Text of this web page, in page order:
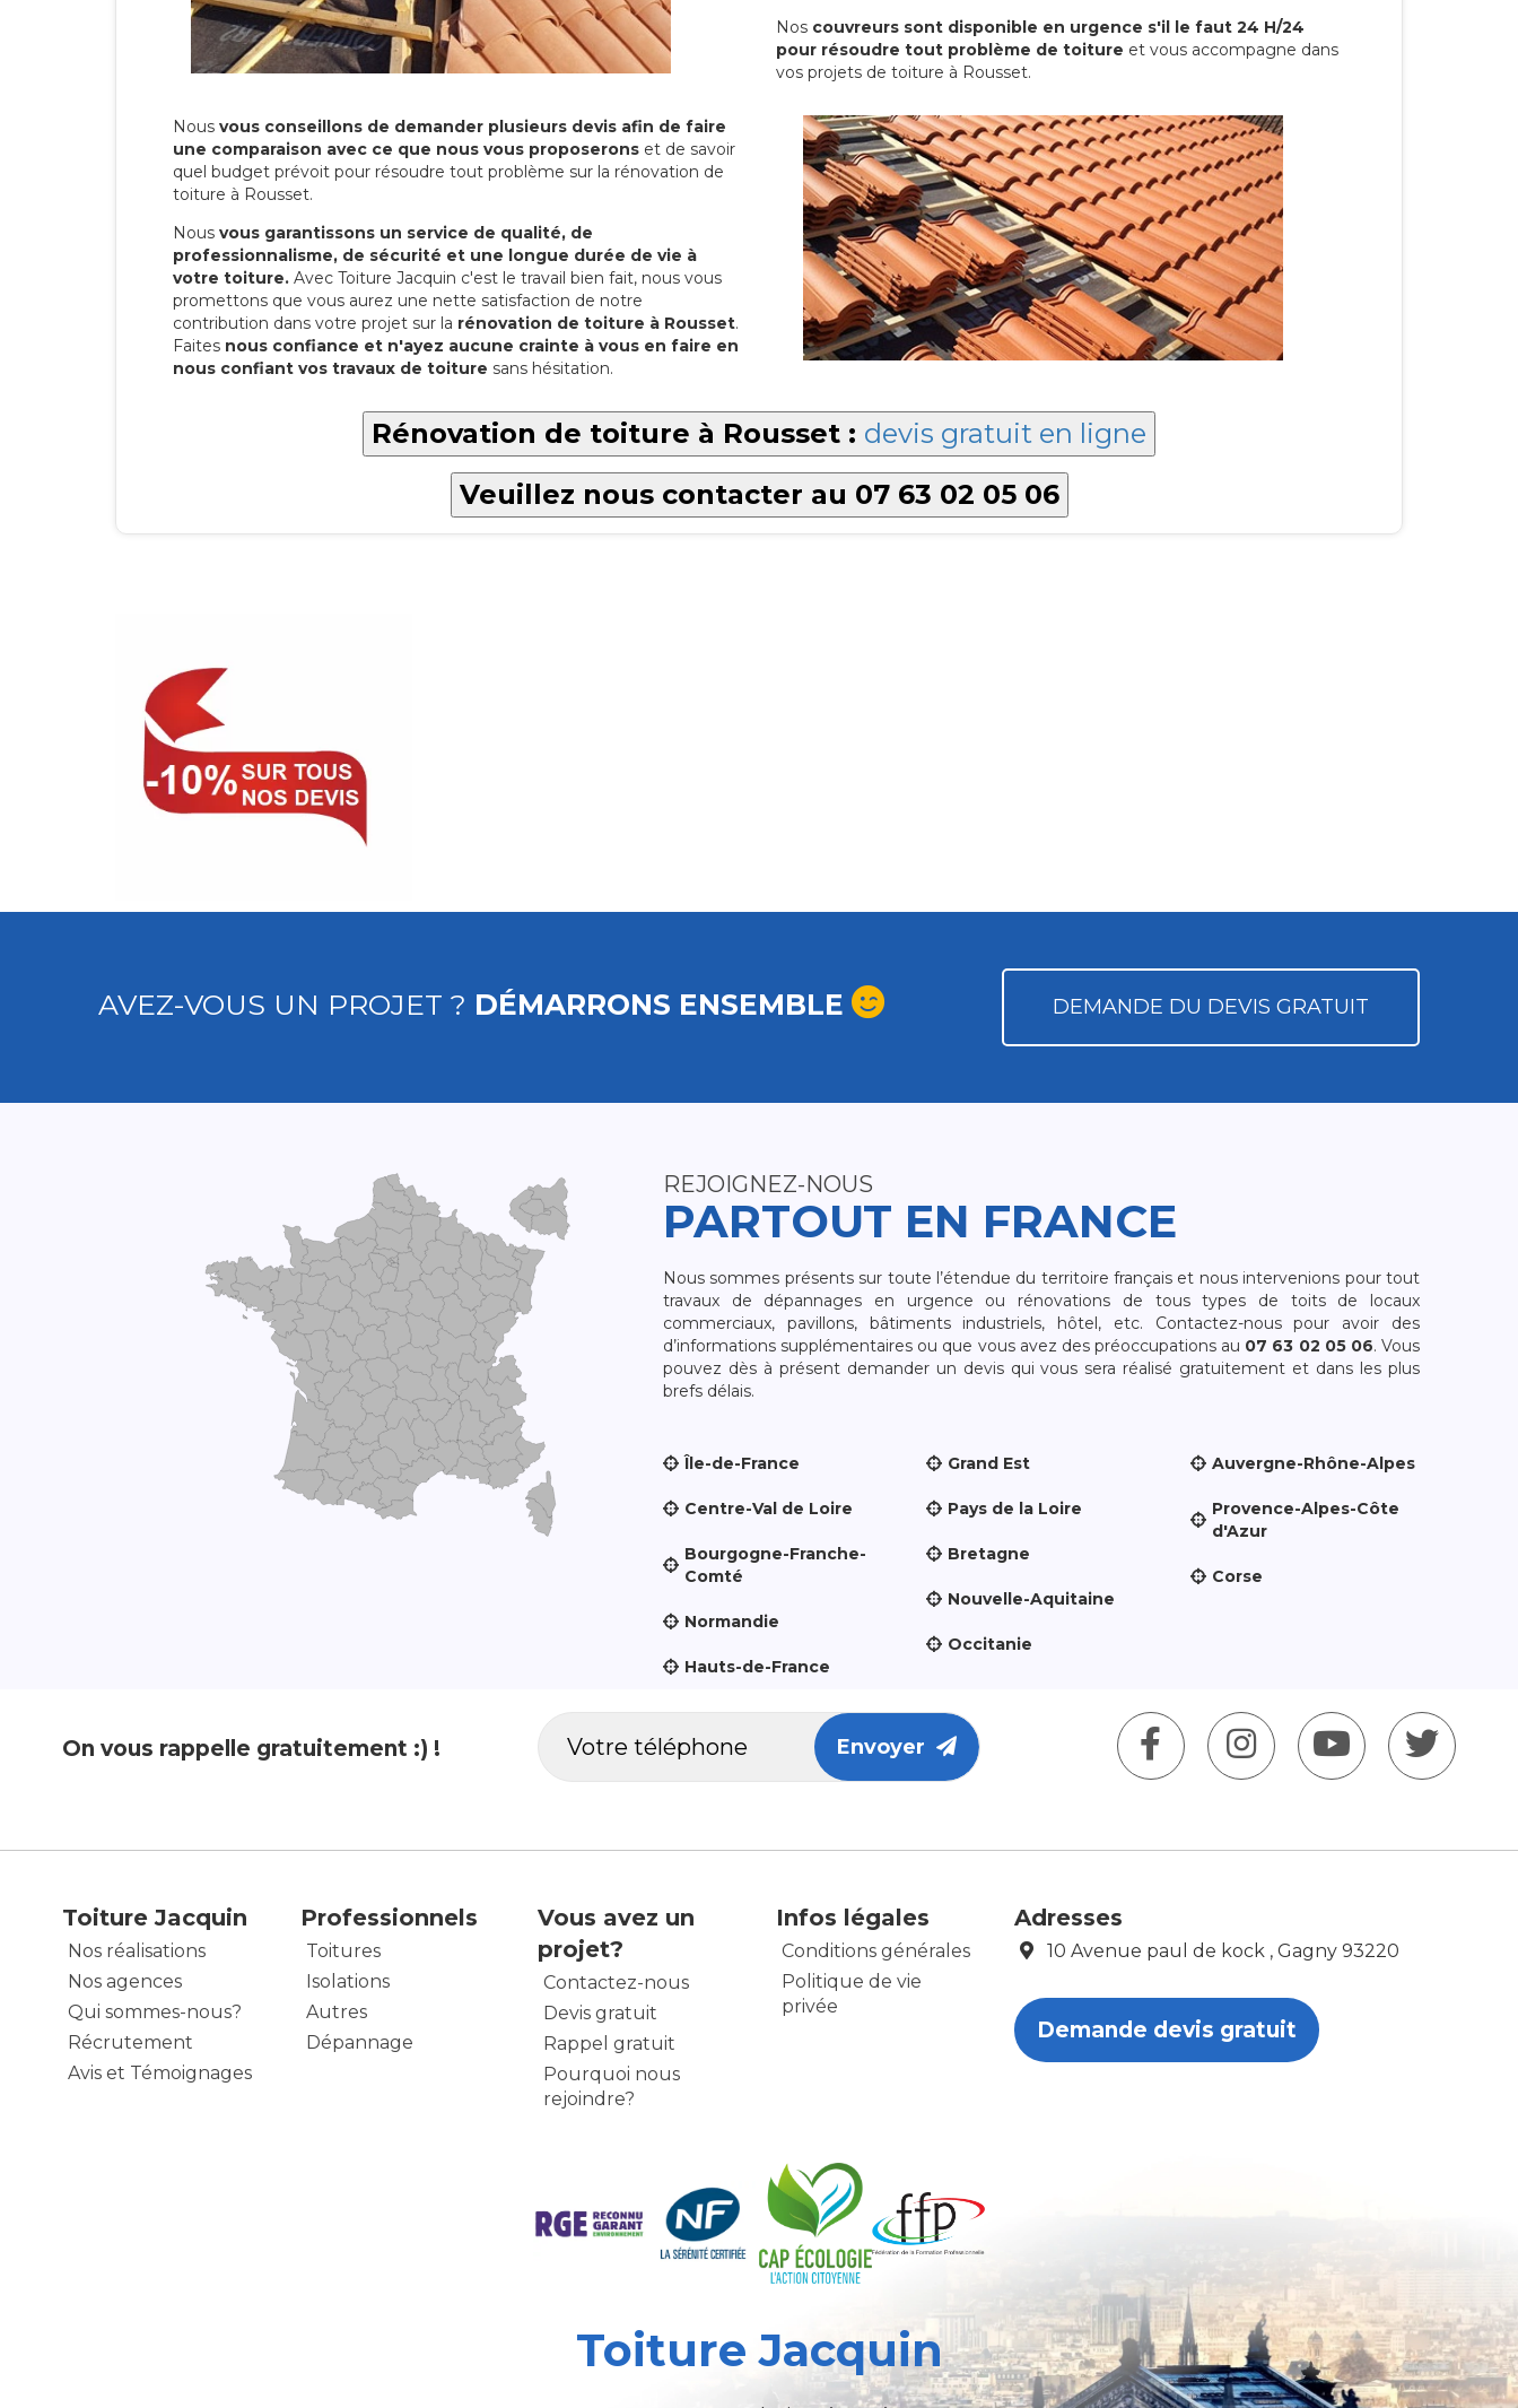
Nos couvreurs sont disponible en urgence s'il le faut 24 H/24
pour résoudre tout problème de toiture et vous accompagne dans
vos projets de toiture à Rousset.
Nous vous conseillons de demander plusieurs devis afin de faire
une comparaison avec ce que nous vous proposerons et de savoir
quel budget prévoit pour résoudre tout problème sur la rénovation de
toiture à Rousset.
Nous vous garantissons un service de qualité, de
professionnalisme, de sécurité et une longue durée de vie à
votre toiture. Avec Toiture Jacquin c'est le travail bien fait, nous vous
promettons que vous aurez une nette satisfaction de notre
contribution dans votre projet sur la rénovation de toiture à Rousset.
Faites nous confiance et n'ayez aucune crainte à vous en faire en
nous confiant vos travaux de toiture sans hésitation.
Rénovation de toiture à Rousset : devis gratuit en ligne
Veuillez nous contacter au 07 63 02 05 06
AVEZ-VOUS UN PROJET ? DÉMARRONS ENSEMBLE DEMANDE DU DEVIS GRATUIT
REJOIGNEZ-NOUS
PARTOUT EN FRANCE
Nous sommes présents sur toute l’étendue du territoire français et nous intervenions pour tout
travaux de dépannages en urgence ou rénovations de tous types de toits de locaux
commerciaux, pavillons, bâtiments industriels, hôtel, etc. Contactez-nous pour avoir des
d’informations supplémentaires ou que vous avez des préoccupations au 07 63 02 05 06. Vous
pouvez dès à présent demander un devis qui vous sera réalisé gratuitement et dans les plus
brefs délais.
Île-de-France
Centre-Val de Loire
Bourgogne-Franche-
Comté
Normandie
Hauts-de-France
Grand Est
Pays de la Loire
Bretagne
Nouvelle-Aquitaine
Occitanie
Auvergne-Rhône-Alpes
Provence-Alpes-Côte
d'Azur
Corse
On vous rappelle gratuitement :) ! Envoyer
Toiture Jacquin
Nos réalisations
Nos agences
Qui sommes-nous?
Récrutement
Avis et Témoignages
Professionnels
Toitures
Isolations
Autres
Dépannage
Vous avez un
projet?
Contactez-nous
Devis gratuit
Rappel gratuit
Pourquoi nous
rejoindre?
Infos légales
Conditions générales
Politique de vie
privée
Adresses
10 Avenue paul de kock , Gagny 93220
Demande devis gratuit
Toiture Jacquin